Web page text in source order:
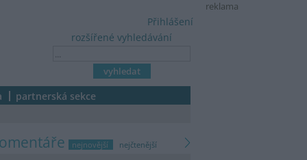
reklama
rozšířené vyhledávání
Přihlášení
partnerská sekce
nejnovější nejčtenější